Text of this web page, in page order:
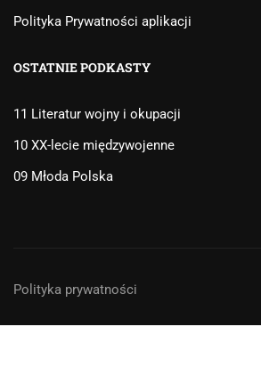
Polityka Prywatności aplikacji
OSTATNIE PODKASTY
11 Literatur wojny i okupacji
10 XX-lecie międzywojenne
09 Młoda Polska
Polityka prywatności